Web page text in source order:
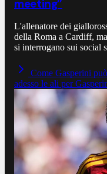
meeting”
L'allenatore dei
della Roma a Cardiff,
si interrogano sui social
Come Gasperini
adesso le ali per